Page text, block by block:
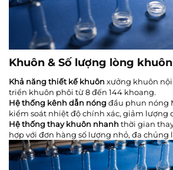
Khuôn & Số lượng lòng khuôn
Khả năng thiết kế khuônxưởng khuôn
triển khuôn phôi từ 8 đến 144 khoang.
Hệ thống kênh dẫn nóngđầu phun nóng
kiểm soát nhiệt độ chính xác, giảm lượng
Hệ thống thay khuôn nhanhthời gian
hợp với đơn hàng số lượng nhỏ, đa chủng